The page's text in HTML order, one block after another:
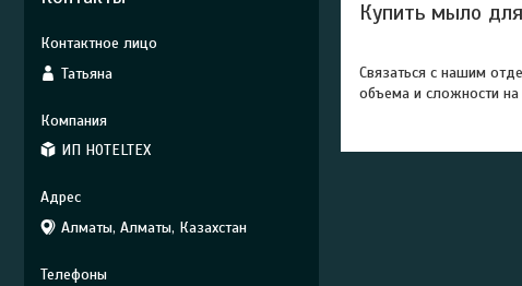
Купить мыло
Связаться с нашим
объема и сложности
Татьяна
ИП HOTELTEX
Алматы, Алматы, Казахстан